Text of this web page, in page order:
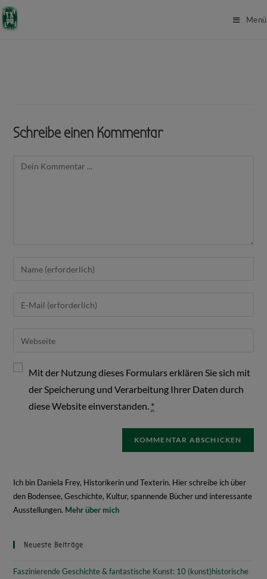
Menü
Schreibe einen Kommentar
Mit der Nutzung dieses Formulars erklären Sie sich mit
der Speicherung und Verarbeitung Ihrer Daten durch
diese Website einverstanden. *
Ich bin Daniela Frey, Historikerin und Texterin. Hier schreibe ich über
den Bodensee, Geschichte, Kultur, spannende Bücher und interessante
Ausstellungen. Mehr über mich
Neueste Beiträge
Faszinierende Geschichte & fantastische Kunst: 10 (kunst)historische